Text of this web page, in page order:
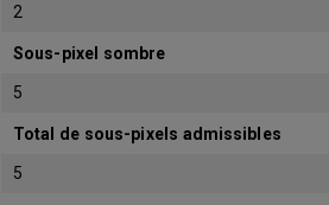
2
Sous-pixel sombre
5
Total de sous-pixels admissibles
5